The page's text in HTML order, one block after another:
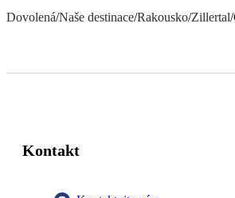
Dovolená/Naše destinace/Rakousko/Zillertal/
Kontakt